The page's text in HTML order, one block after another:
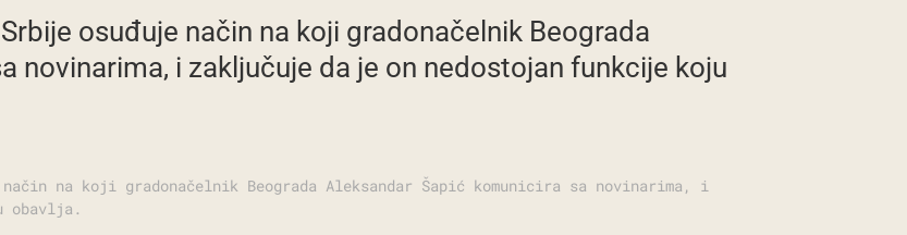
osuđuje način na koji gradonačelnik Beograda
novinarima, i zaključuje da je on nedostojan funkcije koju
na koji gradonačelnik Beograda Aleksandar Šapić komunicira sa novinarima, i
obavlja.